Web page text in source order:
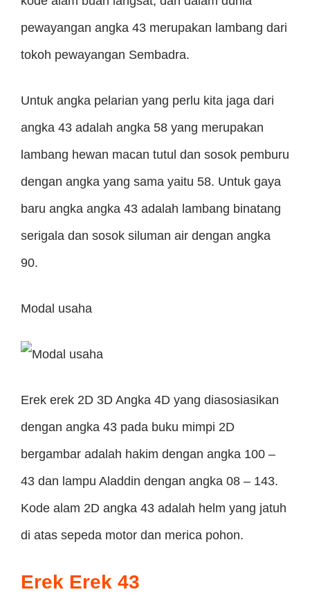
pewayangan angka 43 merupakan lambang dari
tokoh pewayangan Sembadra.
Untuk angka pelarian yang perlu kita jaga dari
angka 43 adalah angka 58 yang merupakan
lambang hewan macan tutul dan sosok pemburu
dengan angka yang sama yaitu 58. Untuk gaya
baru angka angka 43 adalah lambang binatang
serigala dan sosok siluman air dengan angka
90.
Modal usaha
Erek erek 2D 3D Angka 4D yang diasosiasikan
dengan angka 43 pada buku mimpi 2D
bergambar adalah hakim dengan angka 100 –
43 dan lampu Aladdin dengan angka 08 – 143.
Kode alam 2D ​​angka 43 adalah helm yang jatuh
di atas sepeda motor dan merica pohon.
Erek Erek 43